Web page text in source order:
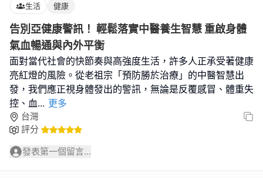
生活 健康
告別亞健康警訊！ 輕鬆落實中醫養生智慧 重啟身體
氣血暢通與內外平衡
面對當代社會的快節奏與高強度生活，許多人正承受著健康
亮紅燈的風險。從老祖宗「預防勝於治療」的中醫智慧出
發，我們應正視身體發出的警訊，無論是反覆感冒、體重失
控、血... 更多
台灣
評分
發表第一個留言...